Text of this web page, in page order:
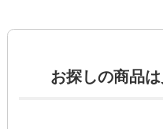
お探しの商品